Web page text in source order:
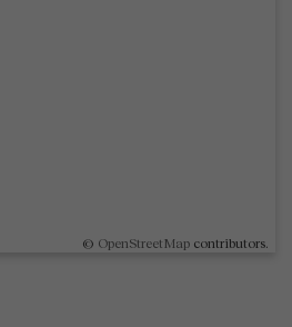
© OpenStreetMap contributors.